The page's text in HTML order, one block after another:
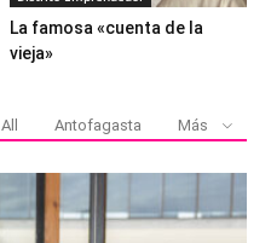
La famosa «cuenta de la
vieja»
All Antofagasta Más